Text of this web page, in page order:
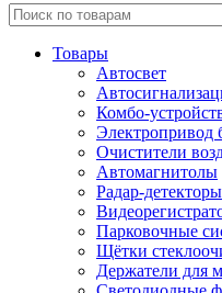
Товары
Автосвет
Комбо-
Электропривод
Очистители
Автомагнитолы
Радар-детекторы
Парковочные
Щётки
Держатели для